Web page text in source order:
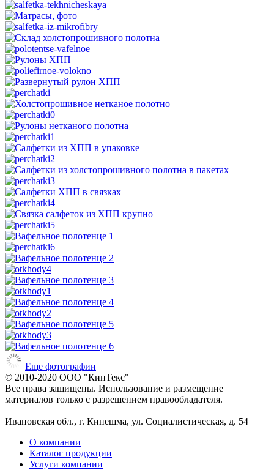
Еще фотографии
© 2010-2020 ООО "КинТекс"
Все права защищены. Использование и размещение
материалов только с разрешением правообладателя.
Ивановская обл., г. Кинешма, ул. Социалистическая, д. 54
О компании
Каталог продукции
Услуги компании